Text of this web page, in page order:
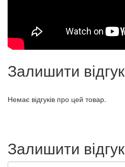
Залишити відгук
Немає відгуків про цей товар.
Залишити відгук